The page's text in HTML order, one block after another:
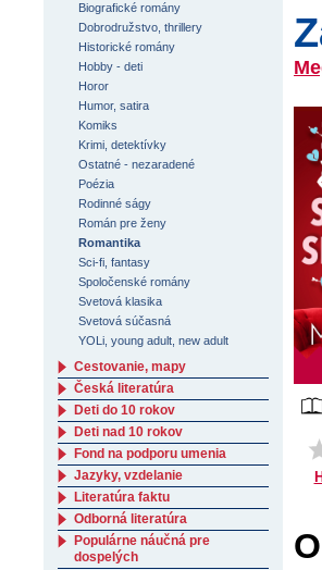
Biografické romány
Dobrodružstvo, thrillery
Historické romány
Hobby - deti
Horor
Humor, satira
Komiks
Krimi, detektívky
Ostatné - nezaradené
Poézia
Rodinné ságy
Román pre ženy
Romantika
Sci-fi, fantasy
Spoločenské romány
Svetová klasika
Svetová súčasná
YOLi, young adult, new adult
Cestovanie, mapy
Česká literatúra
Deti do 10 rokov
Deti nad 10 rokov
Fond na podporu umenia
Jazyky, vzdelanie
Literatúra faktu
Odborná literatúra
Populárne náučná pre
dospelých